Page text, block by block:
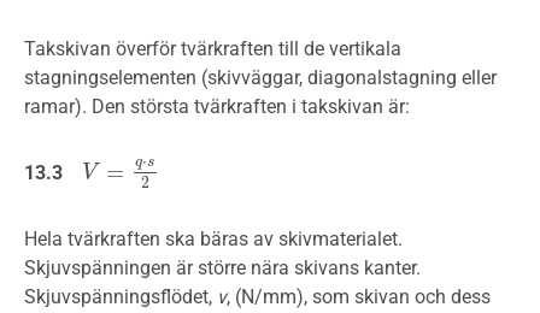
Takskivan överför tvärkraften till de vertikala
stagningselementen (skivväggar, diagonalstagning eller
ramar). Den största tvärkraften i takskivan är:
13.3 V = q⋅s
2
V= q⋅s 2
Hela tvärkraften ska bäras av skivmaterialet.
Skjuvspänningen är större nära skivans kanter.
Skjuvspänningsflödet, v, (N/mm), som skivan och dess